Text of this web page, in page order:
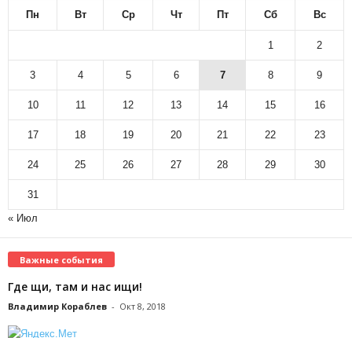
Пн Вт Ср Чт Пт Сб Вс
1 2
3 4 5 6 7 8 9
10 11 12 13 14 15 16
17 18 19 20 21 22 23
24 25 26 27 28 29 30
31
« Июл
Важные события
Где щи, там и нас ищи!
Владимир Кораблев - Окт 8, 2018